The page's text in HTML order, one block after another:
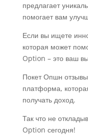
предлагает
помогает вам
Если вы ищете
которая может
Option – это ваш
Покет Опшн
платформа,
получать доход.
Так что не
Option сегодня!